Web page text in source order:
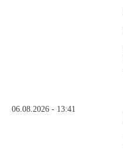
06.08.2026 - 13:41